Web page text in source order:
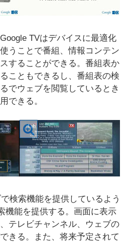
TVはデバイスに最適化
うことで番組、情報コンテン
することができる。番組表か
こともできるし、番組表の検
でウェブを閲覧しているとき
できる。
検索機能を提供しているよう
機能を提供する。画面に表示
テレビチャンネル、ウェブの
きる。また、将来予定されて